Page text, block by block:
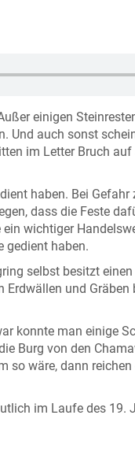
einigen
Und auch sonst
im Letter Bruch auf
haben. Bei Gefahr
dass die Feste
wichtiger
gedient haben.
selbst besitzt
und Gräben
konnte man einige
Burg von den
so wäre, dann
im Laufe des 19.